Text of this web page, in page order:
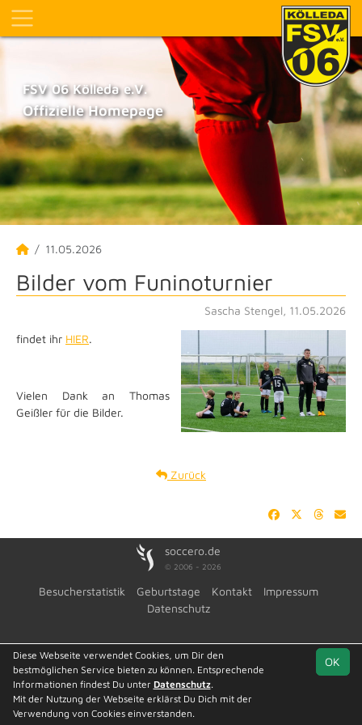
FSV 06 Kölleda e.V.
Offizielle Homepage
11.05.2026
Bilder vom Funinoturnier
Sascha Stengel, 11.05.2026
findet ihr HIER.
Vielen Dank an Thomas
Geißler für die Bilder.
Zurück
soccero.de
© 2006 - 2026
Besucherstatistik Geburtstage Kontakt
Impressum
Datenschutz
OK
Diese Webseite verwendet Cookies, um Dir den
bestmöglichen Service bieten zu können. Entsprechende
Informationen findest Du unter Datenschutz.
Mit der Nutzung der Webseite erklärst Du Dich mit der
Verwendung von Cookies einverstanden.